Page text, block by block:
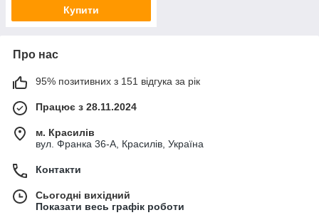
Купити
Про нас
95% позитивних з 151 відгука за рік
Працює з 28.11.2024
м. Красилів
вул. Франка 36-А, Красилів, Україна
Контакти
Сьогодні вихідний
Показати весь графік роботи